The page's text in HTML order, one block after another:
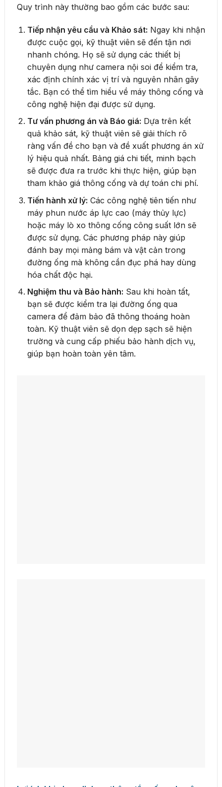
Quy trình này thường bao gồm các bước sau:
Tiếp nhận yêu cầu và Khảo sát: Ngay khi nhận
được cuộc gọi, kỹ thuật viên sẽ đến tận nơi
nhanh chóng. Họ sẽ sử dụng các thiết bị
chuyên dụng như camera nội soi để kiểm tra,
xác định chính xác vị trí và nguyên nhân gây
tắc. Bạn có thể tìm hiểu về máy thông cống và
công nghệ hiện đại được sử dụng.
Tư vấn phương án và Báo giá: Dựa trên kết
quả khảo sát, kỹ thuật viên sẽ giải thích rõ
ràng vấn đề cho bạn và đề xuất phương án xử
lý hiệu quả nhất. Bảng giá chi tiết, minh bạch
sẽ được đưa ra trước khi thực hiện, giúp bạn
tham khảo giá thông cống và dự toán chi phí.
Tiến hành xử lý: Các công nghệ tiên tiến như
máy phun nước áp lực cao (máy thủy lực)
hoặc máy lò xo thông cống công suất lớn sẽ
được sử dụng. Các phương pháp này giúp
đánh bay mọi mảng bám và vật cản trong
đường ống mà không cần đục phá hay dùng
hóa chất độc hại.
Nghiệm thu và Bảo hành: Sau khi hoàn tất,
bạn sẽ được kiểm tra lại đường ống qua
camera để đảm bảo đã thông thoáng hoàn
toàn. Kỹ thuật viên sẽ dọn dẹp sạch sẽ hiện
trường và cung cấp phiếu bảo hành dịch vụ,
giúp bạn hoàn toàn yên tâm.